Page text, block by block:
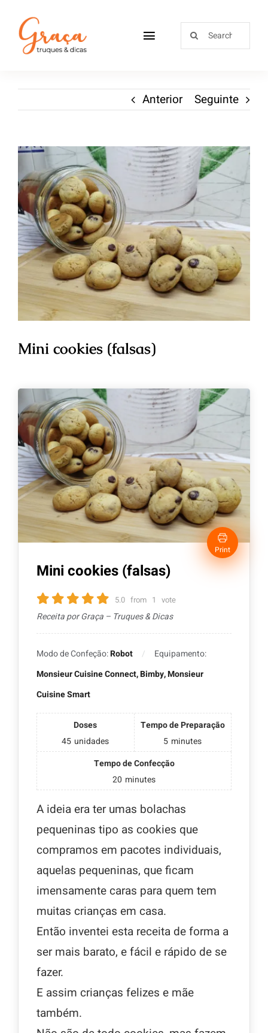
Receitas
Sobre
Loja
Blog
Contactos
Anterior Seguinte
Mini cookies (falsas)
Print
Mini cookies (falsas)
5.0 from 1 vote
Receita por Graça – Truques & Dicas
Modo de Confeção:Robot
Equipamento:
Monsieur Cuisine Connect, Bimby, Monsieur
Cuisine Smart
Doses
45 unidades
Tempo de Preparação
5 minutes
Tempo de Confecção
20 minutes
A ideia era ter umas bolachas
pequeninas tipo as cookies que
compramos em pacotes individuais,
aquelas pequeninas, que ficam
imensamente caras para quem tem
muitas crianças em casa.
Então inventei esta receita de forma a
ser mais barato, e fácil e rápido de se
fazer.
E assim crianças felizes e mãe
também.